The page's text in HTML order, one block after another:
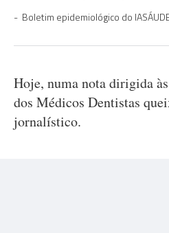
Boletim epidemiológico do
Hoje, numa nota dirigida
dos Médicos Dentistas
jornalístico.